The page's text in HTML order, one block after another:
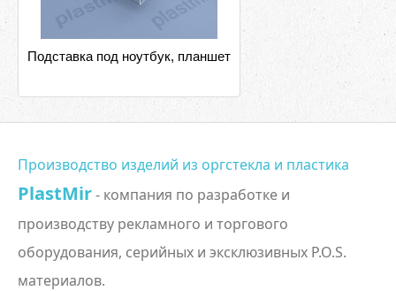
Подставка под ноутбук, планшет
Производство изделий из оргстекла и пластика
PlastMir- компания по разработке и
производству рекламного и торгового
оборудования, серийных и эксклюзивных P.O.S.
материалов.